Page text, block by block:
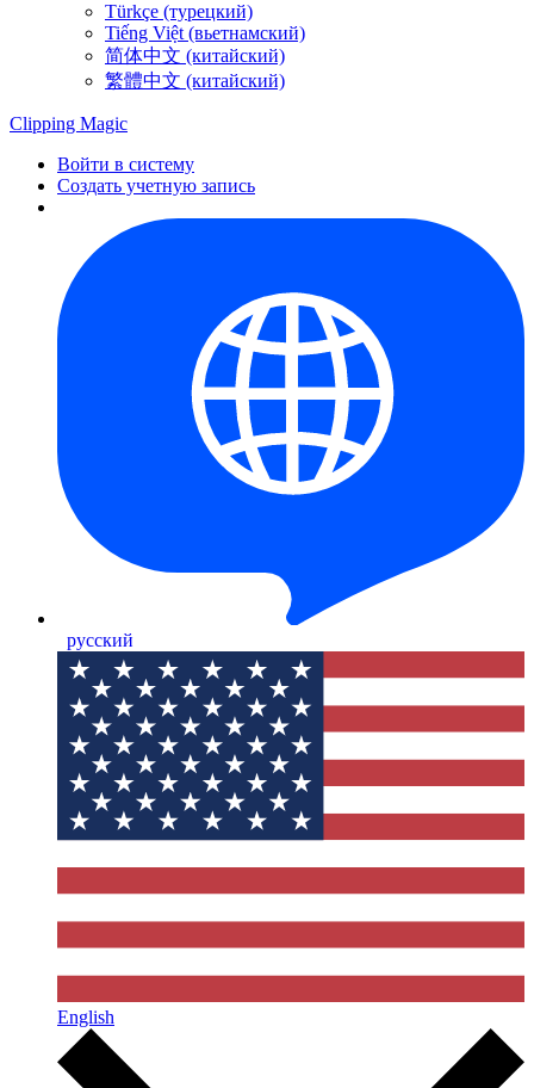
Türkçe (турецкий)
Tiếng Việt (вьетнамский)
简体中文 (китайский)
繁體中文 (китайский)
Clipping Magic
Войти в систему
Создать учетную запись
русский
English